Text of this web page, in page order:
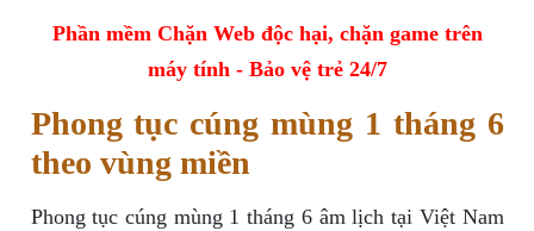
Phần mềm Chặn Web độc hại, chặn game trên
máy tính - Bảo vệ trẻ 24/7
Phong tục cúng mùng 1 tháng 6
theo vùng miền
Phong tục cúng mùng 1 tháng 6 âm lịch tại Việt Nam